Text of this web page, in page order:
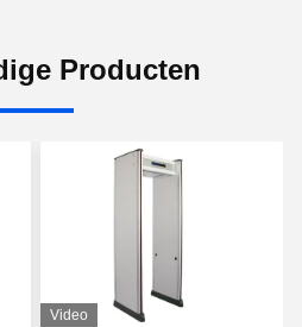
Producten
Video